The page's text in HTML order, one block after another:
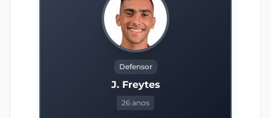
Defensor
J. Freytes
26 anos